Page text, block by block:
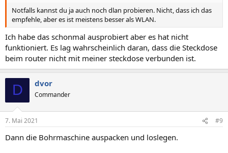
Notfalls kannst du ja auch noch dlan probieren. Nicht, dass ich das
empfehle, aber es ist meistens besser als WLAN.
Ich habe das schonmal ausprobiert aber es hat nicht
funktioniert. Es lag wahrscheinlich daran, dass die Steckdose
beim router nicht mit meiner steckdose verbunden ist.
D dvor
Commander
7. Mai 2021 #9
Dann die Bohrmaschine auspacken und loslegen.